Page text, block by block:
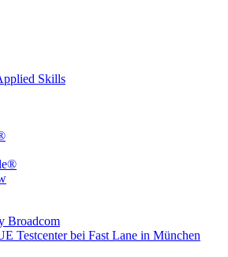
Skills
Broadcom
Testcenter bei Fast Lane in München